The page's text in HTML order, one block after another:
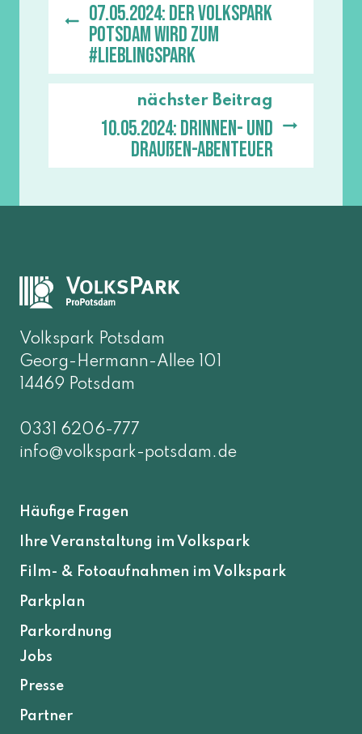
07.05.2024: Der Volkspark
Potsdam wird zum
#Lieblingspark
nächster Beitrag
10.05.2024: Drinnen- und
Draußen-Abenteuer
Volkspark Potsdam
Georg-Hermann-Allee 101
14469 Potsdam
0331 6206-777
info@volkspark-potsdam.de
Häufige Fragen
Ihre Veranstaltung im Volkspark
Film- & Fotoaufnahmen im Volkspark
Parkplan
Parkordnung
Jobs
Presse
Partner